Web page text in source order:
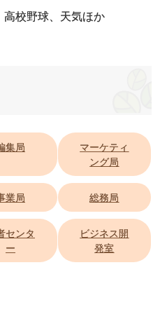
校野球、天気ほか
集局
マーケティ
ング局
業局 総務局
センタ
ー
ビジネス開
発室